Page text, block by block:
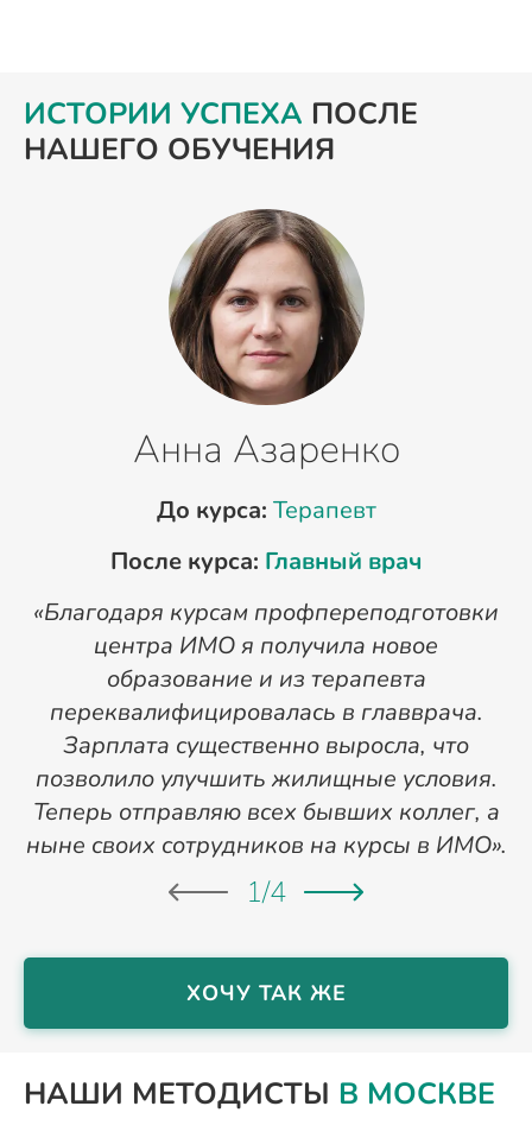
ИСТОРИИ УСПЕХА ПОСЛЕ
НАШЕГО ОБУЧЕНИЯ
Анна Азаренко
До курса: Терапевт
После курса: Главный врач
«Благодаря курсам профпереподготовки
центра ИМО я получила новое
образование и из терапевта
переквалифицировалась в главврача.
Зарплата существенно выросла, что
позволило улучшить жилищные условия.
Теперь отправляю всех бывших коллег, а
ныне своих сотрудников на курсы в ИМО».
1/4
ХОЧУ ТАК ЖЕ
НАШИ МЕТОДИСТЫ В МОСКВЕ